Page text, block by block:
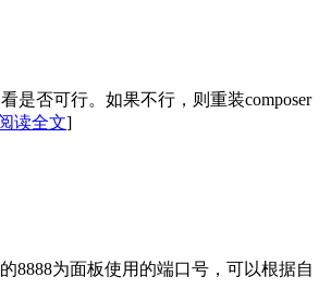
是否可行。如果不行，则重装composer
读全文]
8888为面板使用的端口号，可以根据自